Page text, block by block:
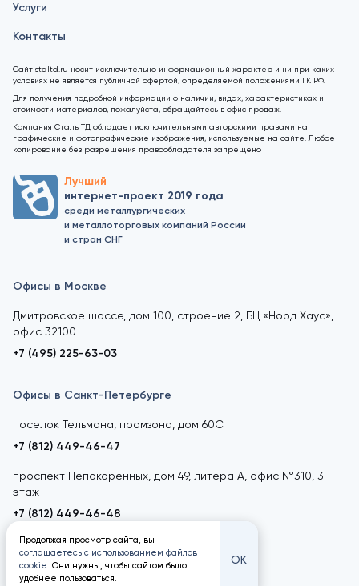
Услуги
Контакты
Сайт staltd.ru носит исключительно информационный характер и ни при каких
условиях не является публичной офертой, определяемой положениями ГК РФ.
Для получения подробной информации о наличии, видах, характеристиках и
стоимости материалов, пожалуйста, обращайтесь в офис продаж.
Компания Сталь ТД обладает исключительными авторскими правами на
графические и фотографические изображения, используемые на сайте. Любое
копирование без разрешения правообладателя запрещено
Лучший
интернет-проект 2019 года
среди металлургических
и металлоторговых компаний России
и стран СНГ
Офисы в Москве
Дмитровское шоссе, дом 100, строение 2, БЦ «Норд Хаус»,
офис 32100
+7 (495) 225-63-03
Офисы в Санкт-Петербурге
поселок Тельмана, промзона, дом 60С
+7 (812) 449-46-47
проспект Непокоренных, дом 49, литера А, офис №310, 3
этаж
+7 (812) 449-46-48
Продолжая просмотр сайта, вы
соглашаетесь с использованием файлов
cookie. Они нужны, чтобы сайтом было
удобнее пользоваться.
ОК